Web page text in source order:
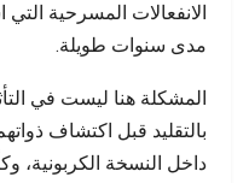
الانفعالات المسرحية
مدى سنوات طويلة.
المشكلة هنا ليست في
بالتقليد قبل اكتشاف
داخل النسخة الكربونية،